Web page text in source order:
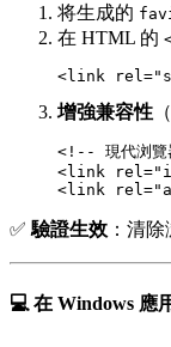
将生成的
在 HTML 的
增強兼容性
<!-- 現代浏覽
<link
✅ 驗證生效 ：清
💻 在 Windows 應